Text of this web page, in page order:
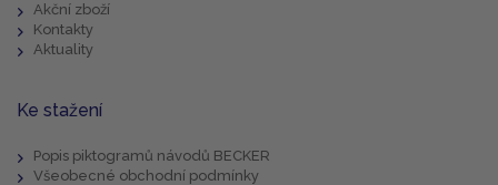
Akční zboží
Kontakty
Aktuality
Ke stažení
Popis piktogramů návodů BECKER
Všeobecné obchodní podmínky